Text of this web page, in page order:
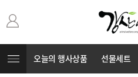
오늘의 행사상품 선물세트